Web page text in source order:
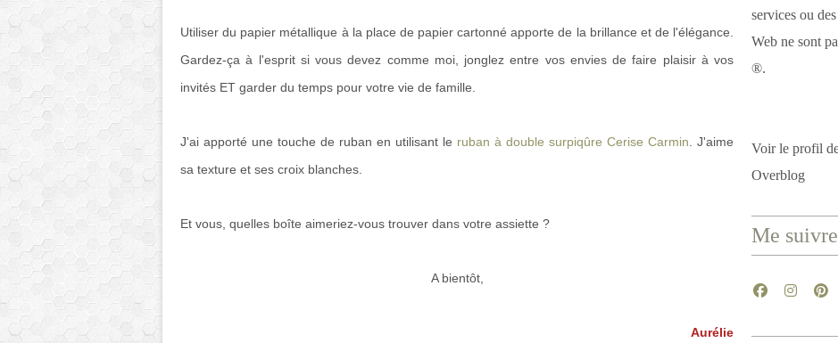
Utiliser du papier métallique à la place de papier cartonné apporte de la brillance et de l'élégance.
Gardez-ça à l'esprit si vous devez comme moi, jonglez entre vos envies de faire plaisir à vos
invités ET garder du temps pour votre vie de famille.
J'ai apporté une touche de ruban en utilisant le ruban à double surpiqûre Cerise Carmin . J'aime
sa texture et ses croix blanches.
Et vous, quelles boîte aimeriez-vous trouver dans votre assiette ?
A bientôt,
Aurélie
services ou
Web ne sont
®.
Voir le profil
Overblog
Me suivre